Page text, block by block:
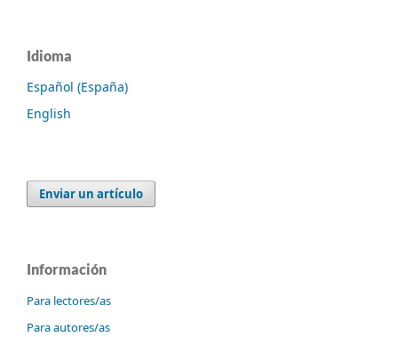
Idioma
Español (España)
English
Enviar un artículo
Información
Para lectores/as
Para autores/as